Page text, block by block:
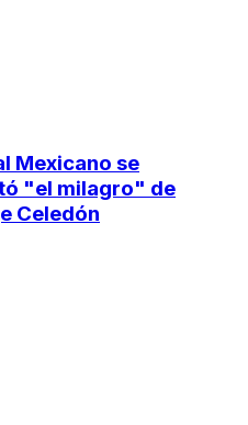
Mexicano se
"el milagro" de
Celedón